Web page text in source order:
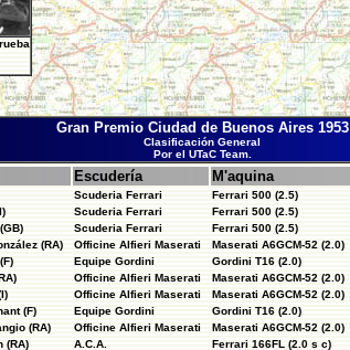
Gran Premio Ciudad de Buenos Aires 1953
Clasificación General
Por el UTaC Team.
Escudería M'aquina
Scuderia Ferrari Ferrari 500 (2.5)
Scuderia Ferrari Ferrari 500 (2.5)
Scuderia Ferrari Ferrari 500 (2.5)
(RA) Officine Alfieri Maserati Maserati A6GCM-52 (2.0)
Equipe Gordini Gordini T16 (2.0)
Officine Alfieri Maserati Maserati A6GCM-52 (2.0)
Officine Alfieri Maserati Maserati A6GCM-52 (2.0)
(F) Equipe Gordini Gordini T16 (2.0)
(RA) Officine Alfieri Maserati Maserati A6GCM-52 (2.0)
(RA) A.C.A. Ferrari 166FL (2.0 s c)